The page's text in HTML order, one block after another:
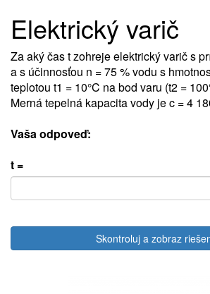
Elektrický varič
Za aký čas t zohreje elektrický varič s
a s účinnosťou n = 75 % vodu s
teplotou t1 = 10°C na bod varu (t2 =
Merná tepelná kapacita vody je c = 4
Vaša odpoveď:
t =
Skontroluj a zobraz